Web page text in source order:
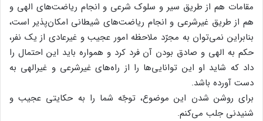
مقامات هم از طریق سیر و سلوک شرعی و انجام ریاضت‌های الهی و
هم از طریق غیرشرعی و انجام ریاضت‌های شیطانی امکان‌پذیر است،
بنابراین نمی‌توان به مجرّد ملاحظه امور عجیب و غیرعادی از یک نفر،
حکم به الهی و صادق بودن آن فرد کرد و همواره باید این احتمال را
داد که شاید او این توانایی‌ها را از راه‌های غیرشرعی و غیرالهی به
دست آورده باشد.
برای روشن شدن این موضوع، توجّه شما را به حکایتی عجیب و
شنیدنی جلب می‌کنم.